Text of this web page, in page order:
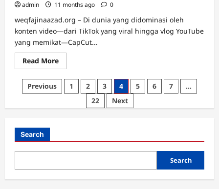
admin 11 months ago 0
weqfajinaazad.org – Di dunia yang didominasi oleh
konten video—dari TikTok yang viral hingga vlog YouTube
yang memikat—CapCut...
Read MoreRead
more
CapCut,
Alat
Edit
Gratis
Berkreasi
Posts
Previous 1 2 3 4 5 6 7
…
22
Next
Search
Search